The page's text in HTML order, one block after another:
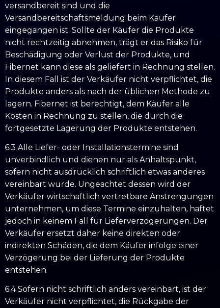
versandbereit sind und die
Versandbereitschaftsmeldung beim Käufer
eingegangen ist. Sollte der Käufer die Produkte
nicht rechtzeitig abnehmen, trägt er das Risiko für
Beschädigung oder Verlust der Produkte, und
Fibernet kann diese als geliefert in Rechnung stellen.
In diesem Fall ist der Verkäufer nicht verpflichtet, die
Produkte anders als nach der üblichen Methode zu
lagern. Fibernet ist berechtigt, dem Käufer alle
Kosten in Rechnung zu stellen, die durch die
fortgesetzte Lagerung der Produkte entstehen.
6.3 Alle Liefer- oder Installationstermine sind
unverbindlich und dienen nur als Anhaltspunkt,
sofern nicht ausdrücklich schriftlich etwas anderes
vereinbart wurde. Ungeachtet dessen wird der
Verkäufer wirtschaftlich vertretbare Anstrengungen
unternehmen, um diese Termine einzuhalten, haftet
jedoch in keinem Fall für Lieferverzögerungen. Der
Verkäufer ersetzt daher keine direkten oder
indirekten Schäden, die dem Käufer infolge einer
Verzögerung bei der Lieferung der Produkte
entstehen.
6.4 Sofern nicht schriftlich anders vereinbart, ist der
Verkäufer nicht verpflichtet, die Rückgabe der